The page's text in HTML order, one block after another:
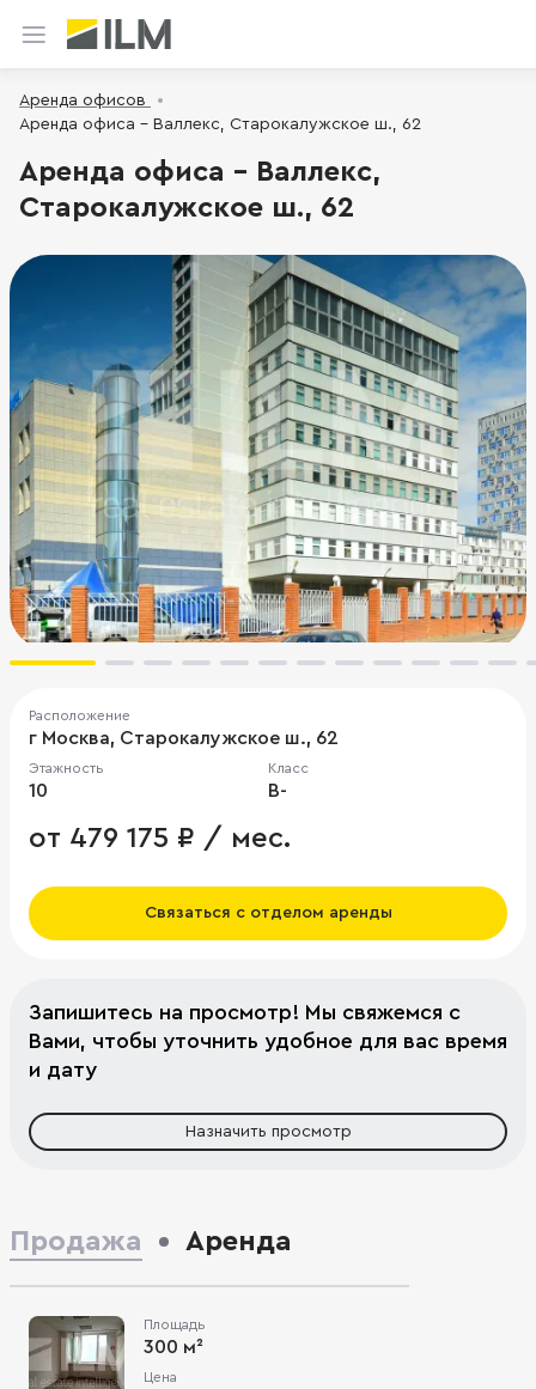
Аренда офисов
Аренда офиса - Валлекс, Старокалужское ш., 62
Аренда офиса - Валлекс,
Старокалужское ш., 62
Расположение
г Москва, Старокалужское ш., 62
Этажность
10
Класс
B-
от 479 175 ₽ / мес.
Связаться с отделом аренды
Запишитесь на просмотр! Мы свяжемся с
Вами, чтобы уточнить удобное для вас время
и дату
Назначить просмотр
Продажа Аренда
Площадь
300 м²
Цена